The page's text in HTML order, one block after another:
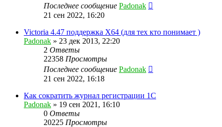
Последнее сообщение Padonak
21 сен 2022, 16:20
Victoria 4.47 поддержка X64 (для тех кто понимает )
Padonak » 23 дек 2013, 22:20
2 Ответы
22358 Просмотры
Последнее сообщение Padonak
21 сен 2022, 16:18
Как сократить журнал регистрации 1С
Padonak » 19 сен 2021, 16:10
0 Ответы
20225 Просмотры